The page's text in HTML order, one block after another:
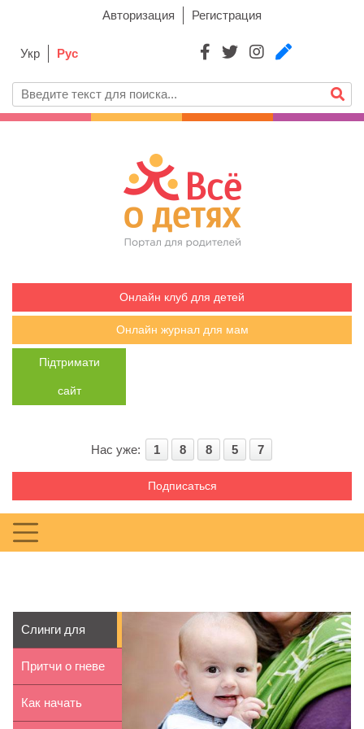
Авторизация Регистрация
Укр Рус
Онлайн клуб для детей
Онлайн журнал для мам
Підтримати
сайт
Нас уже: 1 8 8 5 7
Подписаться
Слинги для
новорожденных:
разно...
Притчи о гневе
и как с ним
Как начать